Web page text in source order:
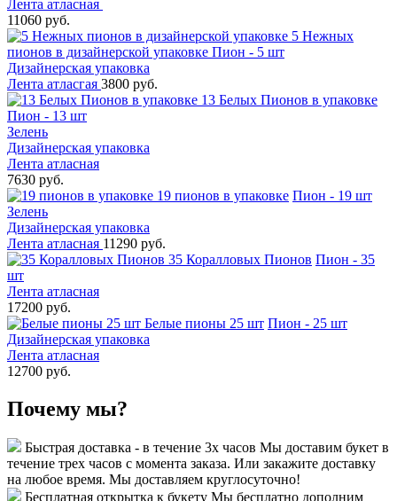
Лента атласная
11060 руб.
5 Нежных
пионов в дизайнерской упаковке Пион - 5 шт
Дизайнерская упаковка
Лента атласгая 3800 руб.
13 Белых Пионов в упаковке
Пион - 13 шт
Зелень
Дизайнерская упаковка
Лента атласная
7630 руб.
19 пионов в упаковке Пион - 19 шт
Зелень
Дизайнерская упаковка
Лента атласная 11290 руб.
35 Коралловых Пионов Пион - 35
шт
Лента атласная
17200 руб.
Белые пионы 25 шт Пион - 25 шт
Дизайнерская упаковка
Лента атласная
12700 руб.
Почему мы?
Быстрая доставка - в течение 3х часов Мы доставим букет в
течение трех часов с момента заказа. Или закажите доставку
на любое время. Мы доставляем круглосуточно!
Бесплатная открытка к букету Мы бесплатно дополним